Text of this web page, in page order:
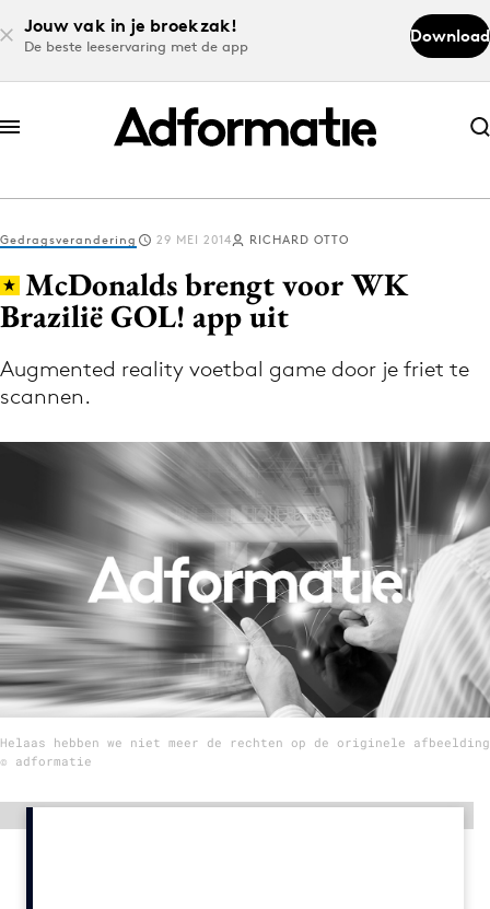
Jouw vak in je broekzak!
De beste leeservaring met de app
Download
Abonneer nu
Abonneer nu
Log in
Download de app
Volg het laatste nieuws via de Adformatie
Menu
Home
9 sept: GenAI-training
12 nov: MarketingLive!
Adverteren
Events
Gedragsverandering 29 MEI 2014 RICHARD OTTO
McDonalds brengt voor WK
Brazilië GOL! app uit
Augmented reality voetbal game door je friet te
scannen.
Helaas hebben we niet meer de rechten op de originele afbeelding
© adformatie